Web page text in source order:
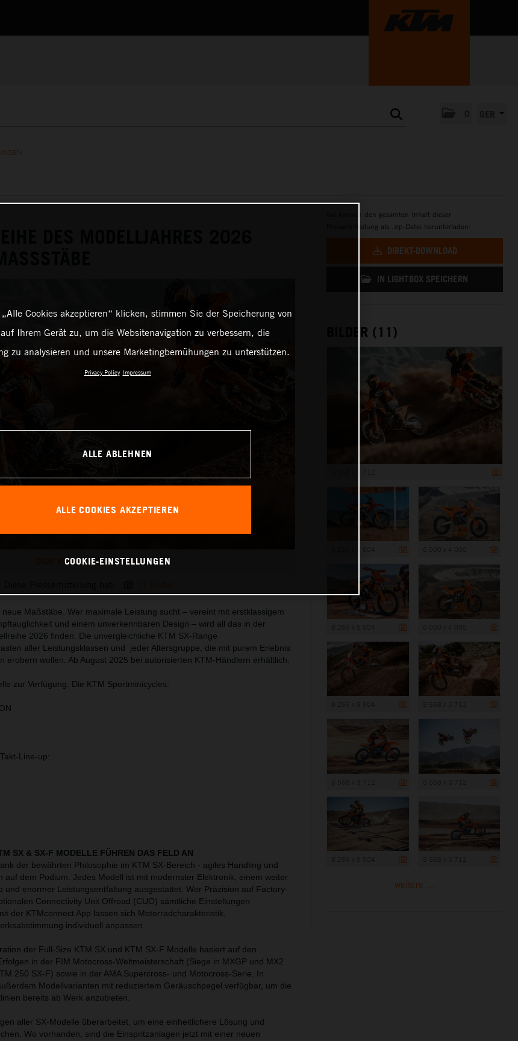
2026 KTM MOTOCROSS LINEUP
Maßstäbe. Wer maximale Leistung sucht – vereint mit erstklassigem
und einem unverkennbaren Design – wird all das in der
2026 finden. Die unvergleichliche KTM SX-Range
aller Leistungsklassen und jeder Altersgruppe, die mit purem Erlebnis
erobern wollen. Ab August 2025 bei autorisierten KTM-Händlern erhältlich.
zur Verfügung. Die KTM Sportminicycles:
Line-up:
SX & SX-F MODELLE FÜHREN DAS FELD AN
der bewährten Philosophie im KTM SX-Bereich - agiles Handling und
auf dem Podium. Jedes Modell ist mit modernster Elektronik, einem weiter
und enormer Leistungsentfaltung ausgestattet. Wer Präzision auf Factory-
Connectivity Unit Offroad (CUO) sämtliche Einstellungen
der KTMconnect App lassen sich Motorradcharakteristik,
individuell anpassen.
der Full-Size KTM SX und KTM SX-F Modelle basiert auf den
in der FIM Motocross-Weltmeisterschaft (Siege in MXGP und MX2
250 SX-F) sowie in der AMA Supercross- und Motocross-Serie. In
Modellvarianten mit reduziertem Geräuschpegel verfügbar, um die
bereits ab Werk anzubieten.
aller SX-Modelle überarbeitet, um eine einheitlichere Lösung und
Wo vorhanden, sind die Einspritzanlagen jetzt mit einer neuen
Sie können den gesamten Inhalt dieser
Pressemitteilung als .zip-Datei herunterladen:
DIREKT-DOWNLOAD
IN LIGHTBOX SPEICHERN
BILDER (11)
weitere ...
Cookies akzeptieren“ klicken, stimmen Sie der Speicherung von
Ihrem Gerät zu, um die Websitenavigation zu verbessern, die
zu analysieren und unsere Marketingbemühungen zu unterstützen.
Privacy Policy Impressum
ALLE ABLEHNEN
ALLE COOKIES AKZEPTIEREN
COOKIE-EINSTELLUNGEN